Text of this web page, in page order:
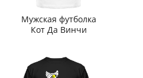
Мужская футболка
Кот Да Винчи